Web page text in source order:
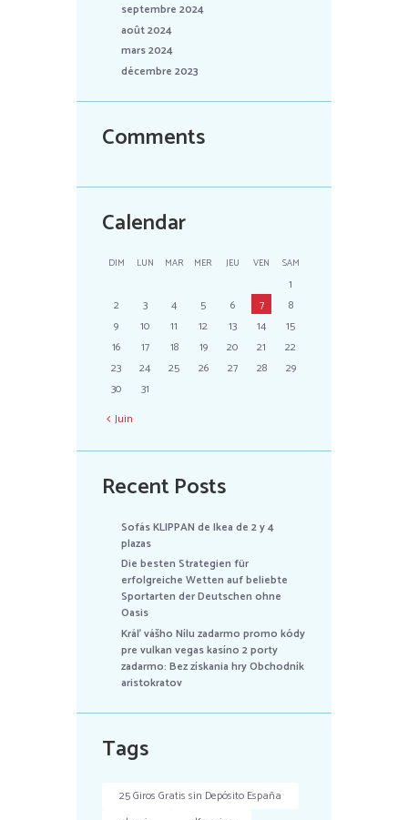
septembre 2024
août 2024
mars 2024
décembre 2023
Comments
Calendar
DIM LUN MAR MER JEU VEN SAM
1
2
3 4 5 6 7
8
9
10 11 12 13 14
15
16
17 18 19 20 21
22
23
24 25 26 27 28
29
30
31
Juin
Recent Posts
Sofás KLIPPAN de Ikea de 2 y 4
plazas
Die besten Strategien für
erfolgreiche Wetten auf beliebte
Sportarten der Deutschen ohne
Oasis
Kráľ vášho Nílu zadarmo promo kódy
pre vulkan vegas kasíno 2 porty
zadarmo: Bez získania hry Obchodník
aristokratov
Tags
25 Giros Gratis sin Depósito España